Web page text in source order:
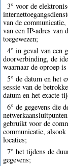
3° voor de
van de
van een IP-adres van
toegewezen;
4° in geval van een
doorverbinding, de
waarnaar de oproep
5° de datum en het
sessie van de
datum en het exacte
6° de gegevens die
gebruikt voor de
communicatie, alsook
locaties;
7° het tijdens de
gegevens;